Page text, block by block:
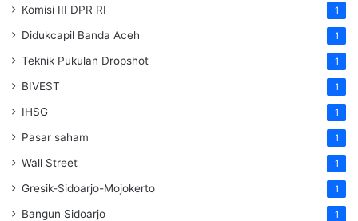
Komisi III DPR RI 1
Didukcapil Banda Aceh 1
Teknik Pukulan Dropshot 1
BIVEST 1
IHSG 1
Pasar saham 1
Wall Street 1
Gresik-Sidoarjo-Mojokerto 1
Bangun Sidoarjo 1